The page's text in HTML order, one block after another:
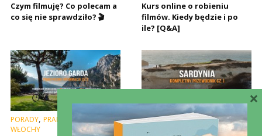
Czym filmuję? Co polecam a
co się nie sprawdziło? 🎬
Kurs online o robieniu
filmów. Kiedy będzie i po
ile? [Q&A]
PORADY, PRAKTYCZNIE
WŁOCHY
PORADY,PRAKTYCZNIE,
WŁOCHY
×